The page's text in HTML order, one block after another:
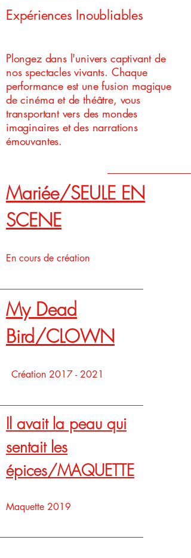
Expériences Inoubliables
Plongez dans l'univers captivant de
nos spectacles vivants. Chaque
performance est une fusion magique
de cinéma et de théâtre, vous
transportant vers des mondes
imaginaires et des narrations
émouvantes.
Mariée/SEULE EN
SCENE
En cours de création
My Dead
Bird/CLOWN
Création 2017 - 2021
Il avait la peau qui
sentait les
épices/MAQUETTE
Maquette 2019